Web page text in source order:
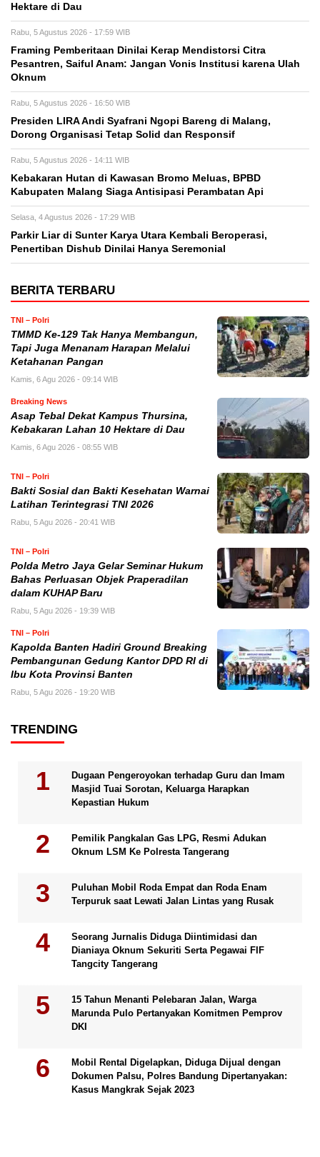
Hektare di Dau
Rabu, 5 Agustus 2026 - 17:59 WIB
Framing Pemberitaan Dinilai Kerap Mendistorsi Citra
Pesantren, Saiful Anam: Jangan Vonis Institusi karena Ulah
Oknum
Rabu, 5 Agustus 2026 - 16:50 WIB
Presiden LIRA Andi Syafrani Ngopi Bareng di Malang,
Dorong Organisasi Tetap Solid dan Responsif
Rabu, 5 Agustus 2026 - 14:11 WIB
Kebakaran Hutan di Kawasan Bromo Meluas, BPBD
Kabupaten Malang Siaga Antisipasi Perambatan Api
Selasa, 4 Agustus 2026 - 17:29 WIB
Parkir Liar di Sunter Karya Utara Kembali Beroperasi,
Penertiban Dishub Dinilai Hanya Seremonial
BERITA TERBARU
TNI – Polri
TMMD Ke-129 Tak Hanya Membangun,
Tapi Juga Menanam Harapan Melalui
Ketahanan Pangan
Kamis, 6 Agu 2026 - 09:14 WIB
Breaking News
Asap Tebal Dekat Kampus Thursina,
Kebakaran Lahan 10 Hektare di Dau
Kamis, 6 Agu 2026 - 08:55 WIB
TNI – Polri
Bakti Sosial dan Bakti Kesehatan Warnai
Latihan Terintegrasi TNI 2026
Rabu, 5 Agu 2026 - 20:41 WIB
TNI – Polri
Polda Metro Jaya Gelar Seminar Hukum
Bahas Perluasan Objek Praperadilan
dalam KUHAP Baru
Rabu, 5 Agu 2026 - 19:39 WIB
TNI – Polri
Kapolda Banten Hadiri Ground Breaking
Pembangunan Gedung Kantor DPD RI di
Ibu Kota Provinsi Banten
Rabu, 5 Agu 2026 - 19:20 WIB
TRENDING
Dugaan Pengeroyokan terhadap Guru dan Imam
Masjid Tuai Sorotan, Keluarga Harapkan
Kepastian Hukum
Pemilik Pangkalan Gas LPG, Resmi Adukan
Oknum LSM Ke Polresta Tangerang
Puluhan Mobil Roda Empat dan Roda Enam
Terpuruk saat Lewati Jalan Lintas yang Rusak
Seorang Jurnalis Diduga Diintimidasi dan
Dianiaya Oknum Sekuriti Serta Pegawai FIF
Tangcity Tangerang
15 Tahun Menanti Pelebaran Jalan, Warga
Marunda Pulo Pertanyakan Komitmen Pemprov
DKI
Mobil Rental Digelapkan, Diduga Dijual dengan
Dokumen Palsu, Polres Bandung Dipertanyakan:
Kasus Mangkrak Sejak 2023